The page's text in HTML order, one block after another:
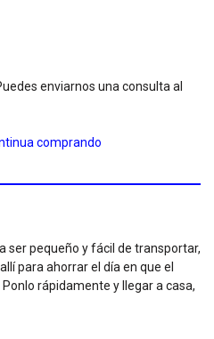
enviarnos una consulta al
comprando
ser pequeño y fácil de transportar,
para ahorrar el día en que el
rápidamente y llegar a casa,